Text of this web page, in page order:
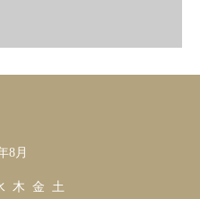
8月
木 金 土